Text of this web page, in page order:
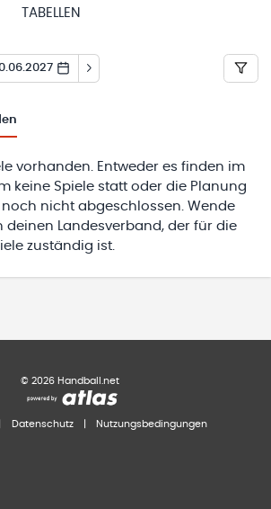
TABELLEN
vorhanden. Entweder es finden im
keine Spiele statt oder die Planung
nicht abgeschlossen. Wende
deinen Landesverband, der für die
zuständig ist.
© 2026 Handball.net
Datenschutz Nutzungsbedingungen